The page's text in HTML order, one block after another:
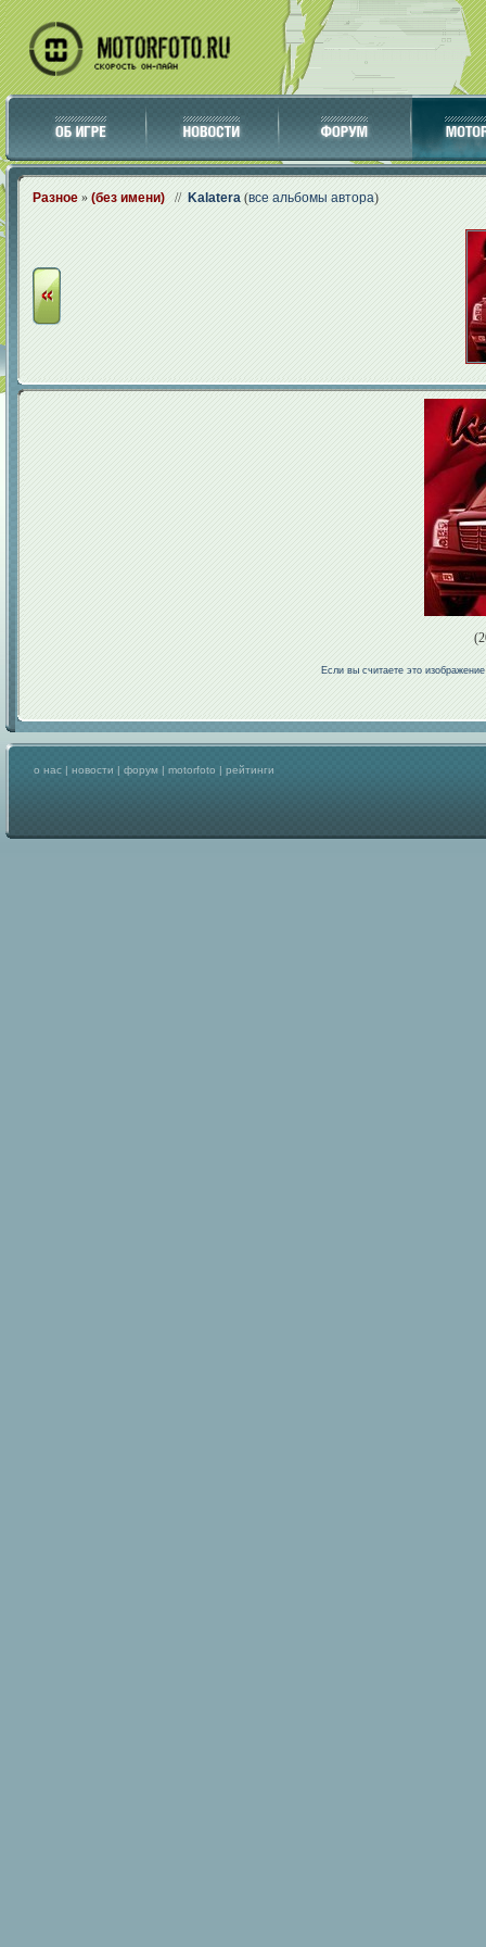
Разное » (без имени) // Kalatera (все альбомы автора)
Если вы считаете это
о нас | новости | форум | motorfoto | рейтинги